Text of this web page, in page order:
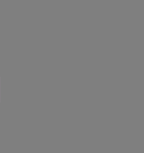
gewünschten